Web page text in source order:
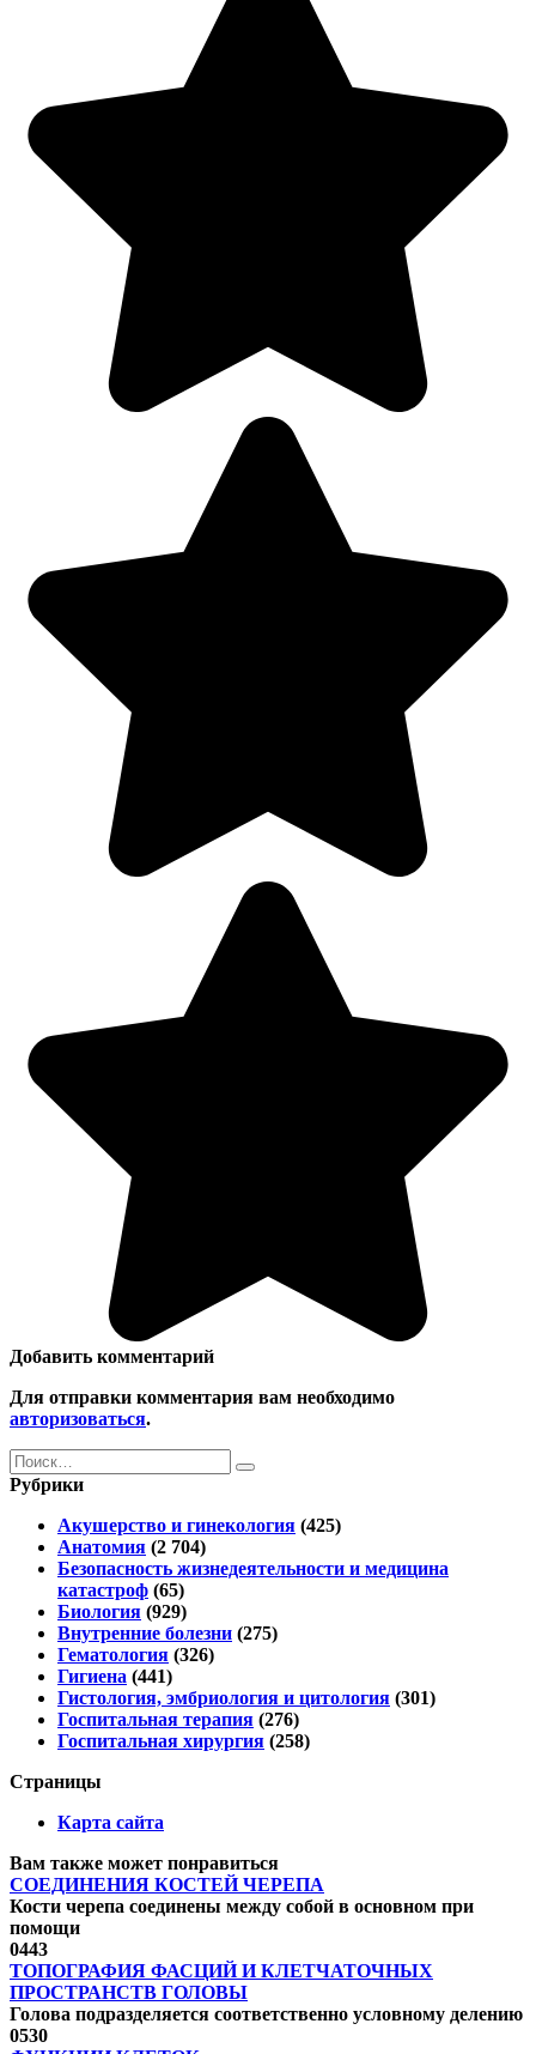
Добавить комментарий
Для отправки комментария вам необходимо
авторизоваться.
Search
for:
Рубрики
Акушерство и гинекология (425)
Анатомия (2 704)
Безопасность жизнедеятельности и медицина
катастроф (65)
Биология (929)
Внутренние болезни (275)
Гематология (326)
Гигиена (441)
Гистология, эмбриология и цитология (301)
Госпитальная терапия (276)
Госпитальная хирургия (258)
Страницы
Карта сайта
Вам также может понравиться
СОЕДИНЕНИЯ КОСТЕЙ ЧЕРЕПА
Кости черепа соединены между собой в основном при
помощи
0443
ТОПОГРАФИЯ ФАСЦИЙ И КЛЕТЧАТОЧНЫХ
ПРОСТРАНСТВ ГОЛОВЫ
Голова подразделяется соответственно условному делению
0530